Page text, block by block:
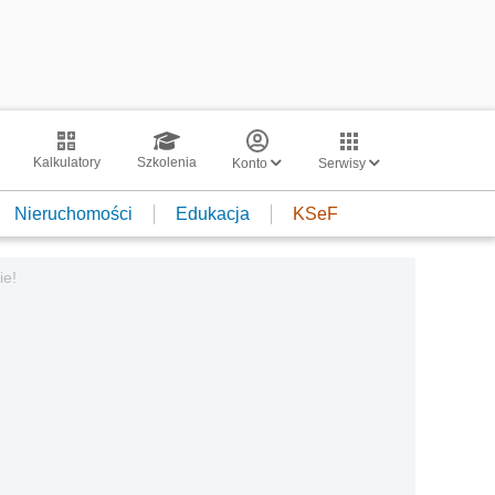
Kalkulatory Szkolenia Konto Serwisy
Nieruchomości Edukacja KSeF